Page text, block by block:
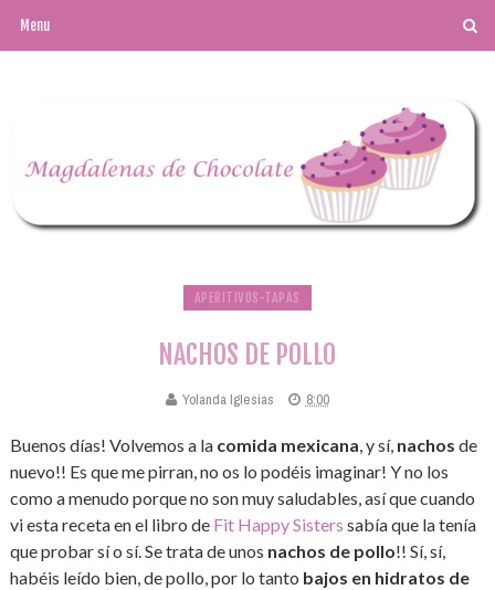
APERITIVOS-TAPAS
NACHOS DE POLLO
Yolanda Iglesias 8:00
Buenos días! Volvemos a la comida mexicana, y sí, nachos de
nuevo!! Es que me pirran, no os lo podéis imaginar! Y no los
como a menudo porque no son muy saludables, así que cuando
vi esta receta en el libro de Fit Happy Sisters sabía que la tenía
que probar sí o sí. Se trata de unos nachos de pollo!! Sí, sí,
habéis leído bien, de pollo, por lo tanto bajos en hidratos de